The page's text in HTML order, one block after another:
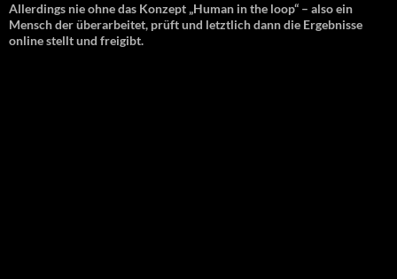
Allerdings nie ohne das Konzept „Human in the loop“ – also ein
Mensch der überarbeitet, prüft und letztlich dann die Ergebnisse
online stellt und freigibt.